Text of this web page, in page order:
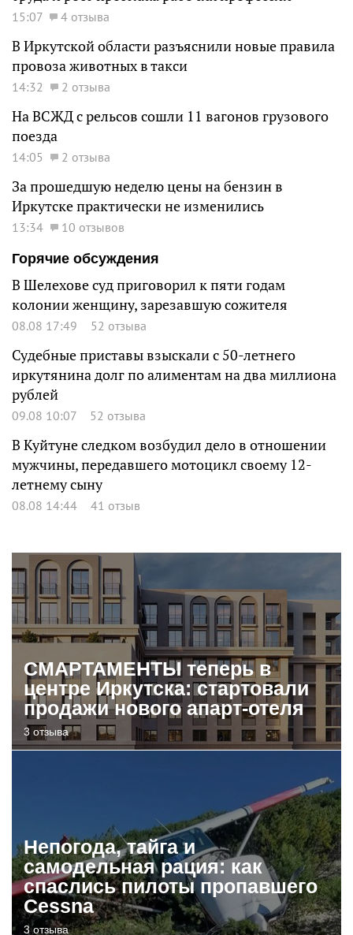
15:07 4 отзыва
В Иркутской области разъяснили новые правила
провоза животных в такси
14:32 2 отзыва
На ВСЖД с рельсов сошли 11 вагонов грузового
поезда
14:05 2 отзыва
За прошедшую неделю цены на бензин в
Иркутске практически не изменились
13:34
10 отзывов
Горячие обсуждения
В Шелехове суд приговорил к пяти годам
колонии женщину, зарезавшую сожителя
08.08 17:49 52 отзыва
Судебные приставы взыскали с 50-летнего
иркутянина долг по алиментам на два миллиона
рублей
09.08 10:07 52 отзыва
В Куйтуне следком возбудил дело в отношении
мужчины, передавшего мотоцикл своему 12-
летнему сыну
08.08 14:44 41 отзыв
СМАРТАМЕНТЫ теперь в
центре Иркутска: стартовали
продажи нового апарт-отеля
3 отзыва
Непогода, тайга и
самодельная рация: как
спаслись пилоты пропавшего
Cessna
3 отзыва